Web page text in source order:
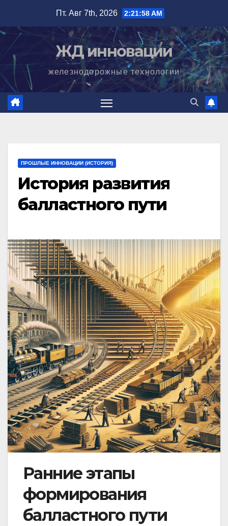
содержимому
Пт. Авг 7th, 2026 2:21:59 AM
ЖД инновации
железнодорожные технологии
ПРОШЛЫЕ ИННОВАЦИИ (ИСТОРИЯ)
История развития
балластного пути
Ранние этапы
формирования
балластного пути